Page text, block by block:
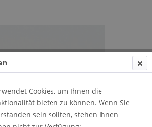
Cookies, um Ihnen die
bieten zu können. Wenn Sie
sein sollten, stehen Ihnen